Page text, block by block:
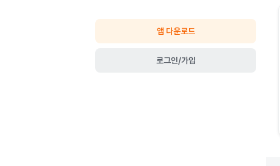
앱 다운로드
로그인/가입